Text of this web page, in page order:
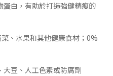
白，有助於打造強健精瘦的
、水果和其他健康食材；0%
大豆、人工色素或防腐劑